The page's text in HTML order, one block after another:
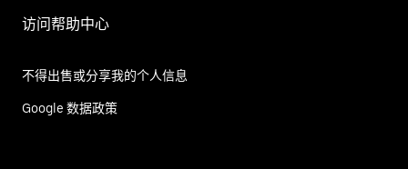
访问帮助中心
不得出售或分享我的个人信息
Google 数据政策